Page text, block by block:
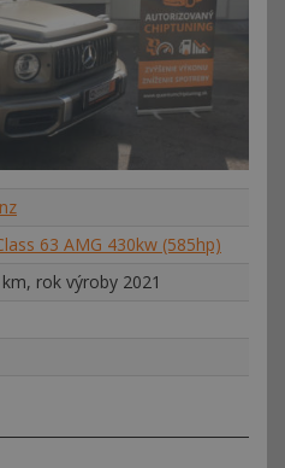
63 AMG 430kw (585hp)
rok výroby 2021